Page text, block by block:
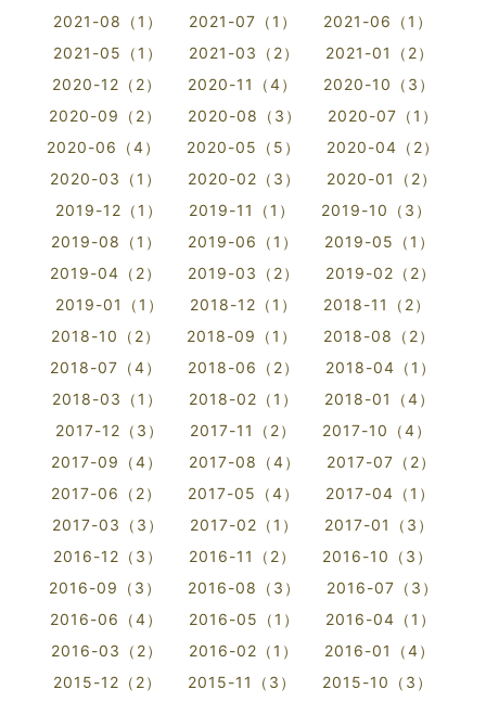
2021-08（1）
2021-07（1）
2021-06（1）
2021-05（1）
2021-03（2）
2021-01（2）
2020-12（2）
2020-11（4）
2020-10（3）
2020-09（2）
2020-08（3）
2020-07（1）
2020-06（4）
2020-05（5）
2020-04（2）
2020-03（1）
2020-02（3）
2020-01（2）
2019-12（1）
2019-11（1）
2019-10（3）
2019-08（1）
2019-06（1）
2019-05（1）
2019-04（2）
2019-03（2）
2019-02（2）
2019-01（1）
2018-12（1）
2018-11（2）
2018-10（2）
2018-09（1）
2018-08（2）
2018-07（4）
2018-06（2）
2018-04（1）
2018-03（1）
2018-02（1）
2018-01（4）
2017-12（3）
2017-11（2）
2017-10（4）
2017-09（4）
2017-08（4）
2017-07（2）
2017-06（2）
2017-05（4）
2017-04（1）
2017-03（3）
2017-02（1）
2017-01（3）
2016-12（3）
2016-11（2）
2016-10（3）
2016-09（3）
2016-08（3）
2016-07（3）
2016-06（4）
2016-05（1）
2016-04（1）
2016-03（2）
2016-02（1）
2016-01（4）
2015-12（2）
2015-11（3）
2015-10（3）